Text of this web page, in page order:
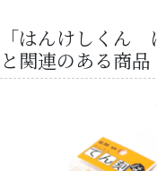
「はんけしくん
と関連のある商品